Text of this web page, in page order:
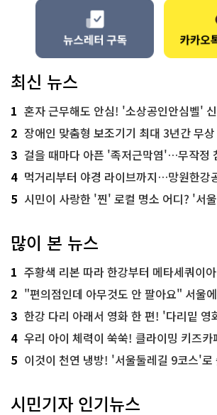
최신 뉴스
1 혼자 근무해도 안심! '소상공인안심벨'
2 장애인 맞춤형 보조기기 최대 3년간 무상 대
3 걸을 때마다 아픈 '족저근막염'…무작정 참지
4 먹거리부터 야경 라이브까지…망원한강
5 시민이 사랑한 '찐' 로컬 명소 어디? '서울에
많이 본 뉴스
1 주황색 리본 따라 한강부터 메타세쿼이아 숲길까
2 "편의점인데 아무것도 안 팔아요" 서울에서 가장
3 한강 다리 아래서 영화 한 편! '다리밑 영
4 우리 아이 체력이 쑥쑥! 클라이밍 키즈카
5 이것이 천연 냉방! '서울둘레길 9코스'로
시민기자 인기뉴스